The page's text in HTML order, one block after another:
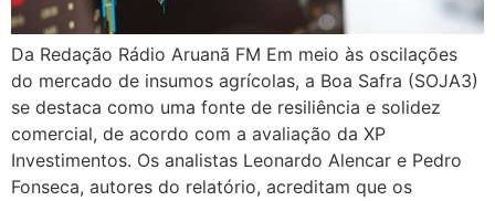
Da Redação Rádio Aruanã FM Em meio às oscilações
do mercado de insumos agrícolas, a Boa Safra (SOJA3)
se destaca como uma fonte de resiliência e solidez
comercial, de acordo com a avaliação da XP
Investimentos. Os analistas Leonardo Alencar e Pedro
Fonseca, autores do relatório, acreditam que os